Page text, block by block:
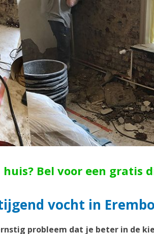
Bel voor een gratis
vocht in
probleem dat je beter in de